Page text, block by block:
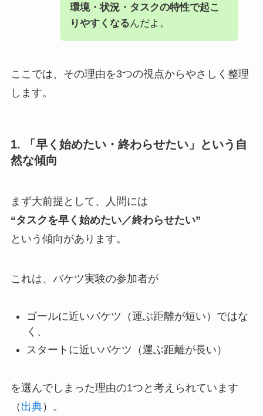
環境・状況・タスクの特性で起こ
りやすくなるんだよ。
ここでは、その理由を3つの視点からやさしく整理
します。
1. 「早く始めたい・終わらせたい」という自
然な傾向
まず大前提として、人間には
“タスクを早く始めたい／終わらせたい”
という傾向があります。
これは、バケツ実験の参加者が
ゴールに近いバケツ（運ぶ距離が短い）ではな
く、
スタートに近いバケツ（運ぶ距離が長い）
を選んでしまった理由の1つと考えられています
（ 出典）。